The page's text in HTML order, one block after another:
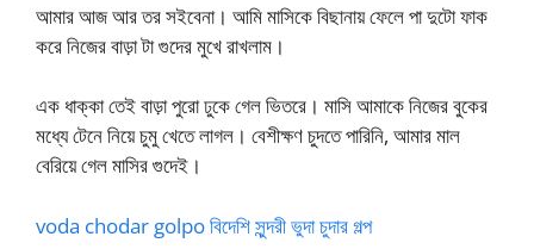
আমার আজ আর তর সইবেনা। আমি মাসিকে বিছানায় ফেলে পা দুটো ফাক
করে নিজের বাড়া টা গুদের মুখে রাখলাম।
এক ধাক্কা তেই বাড়া পুরো ঢুকে গেল ভিতরে। মাসি আমাকে নিজের বুকের
মধ্যে টেনে নিয়ে চুমু খেতে লাগল। বেশীক্ষণ চুদতে পারিনি, আমার মাল
বেরিয়ে গেল মাসির গুদেই।
voda chodar golpo বিদেশি সুন্দরী ভুদা চুদার গল্প